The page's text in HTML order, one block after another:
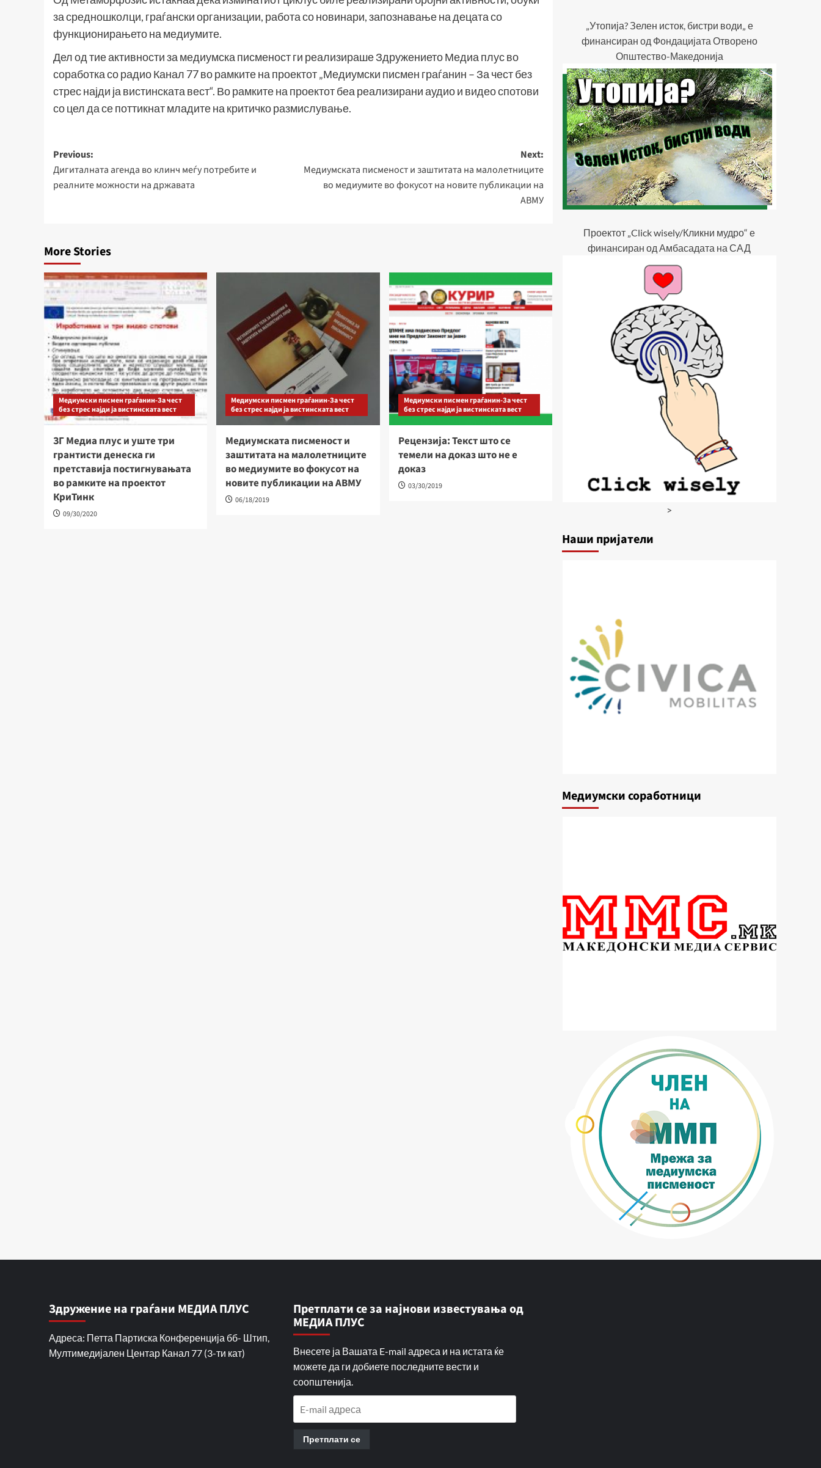
за средношколци, граѓански организации, работа со новинари, запознавање на децата со
функционирањето на медиумите.
Дел од тие активности за медиумска писменост ги реализираше Здружението Медиа плус во
соработка со радио Канал 77 во рамките на проектот „Медиумски писмен граѓанин – За чест без
стрес најди ја вистинската вест“. Во рамките на проектот беа реализирани аудио и видео спотови
со цел да се поттикнат младите на критичко размислување.
Post
navigation
Previous:
Дигиталната агенда во клинч меѓу потребите и
реалните можности на државата
Next:
Медиумската писменост и заштитата на малолетниците
во медиумите во фокусот на новите публикации на
АВМУ
More Stories
Медиумски писмен граѓанин-За чест
без стрес најди ја вистинската вест
ЗГ Медиа плус и уште три
грантисти денеска ги
претставија постигнувањата
во рамките на проектот
КриТинк
09/30/2020
Медиумски писмен граѓанин-За чест
без стрес најди ја вистинската вест
Медиумската писменост и
заштитата на малолетниците
во медиумите во фокусот на
новите публикации на АВМУ
06/18/2019
Медиумски писмен граѓанин-За чест
без стрес најди ја вистинската вест
Рецензија: Текст што се
темели на доказ што не е
доказ
03/30/2019
„Утопија? Зелен исток, бистри води„ е
финансиран од Фондацијата Отворено
Општество-Македонија
Проектот „Click wisely/Кликни мудро“ е
финансиран од Амбасадата на САД
>
Наши пријатели
Медиумски соработници
Здружение на граѓани МЕДИА ПЛУС
Адреса: Петта Партиска Конференција бб- Штип,
Мултимедијален Центар Канал 77 (3-ти кат)
Претплати се за најнови известувања од
МЕДИА ПЛУС
Внесете ја Вашата E-mail адреса и на истата ќе
можете да ги добиете последните вести и
соопштенија.
Претплати се